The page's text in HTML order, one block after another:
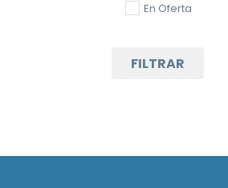
En Oferta
FILTRAR